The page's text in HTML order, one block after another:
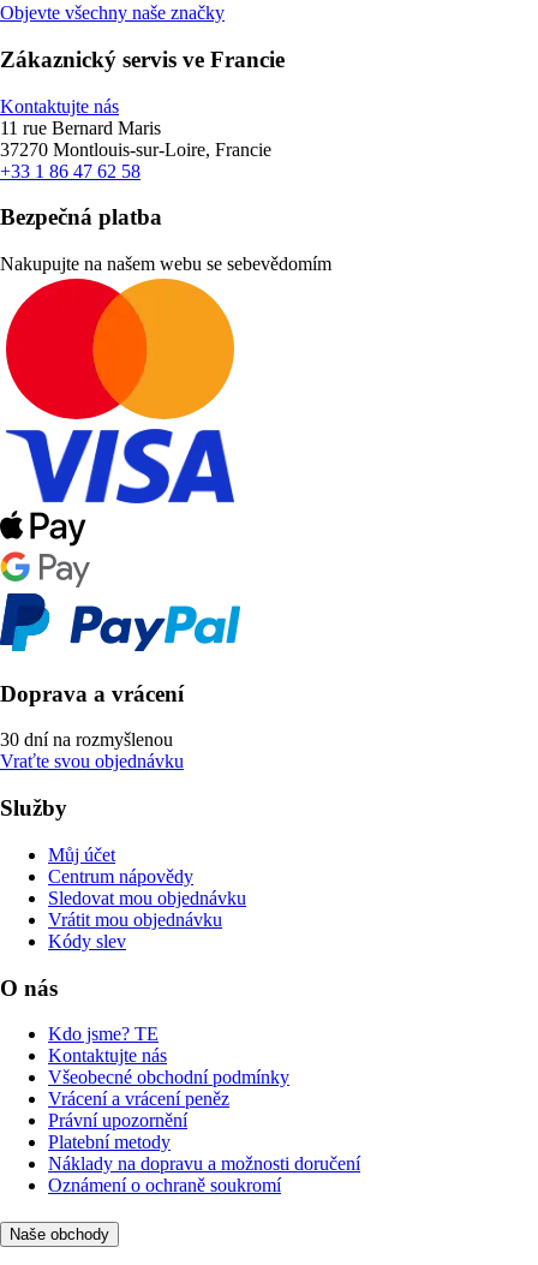
Objevte všechny naše značky
Zákaznický servis ve Francie
Kontaktujte nás
11 rue Bernard Maris
37270 Montlouis-sur-Loire, Francie
+33 1 86 47 62 58
Bezpečná platba
Nakupujte na našem webu se sebevědomím
Doprava a vrácení
30 dní na rozmyšlenou
Vraťte svou objednávku
Služby
Můj účet
Centrum nápovědy
Sledovat mou objednávku
Vrátit mou objednávku
Kódy slev
O nás
Kdo jsme? TE
Kontaktujte nás
Všeobecné obchodní podmínky
Vrácení a vrácení peněz
Právní upozornění
Platební metody
Náklady na dopravu a možnosti doručení
Oznámení o ochraně soukromí
Naše obchody